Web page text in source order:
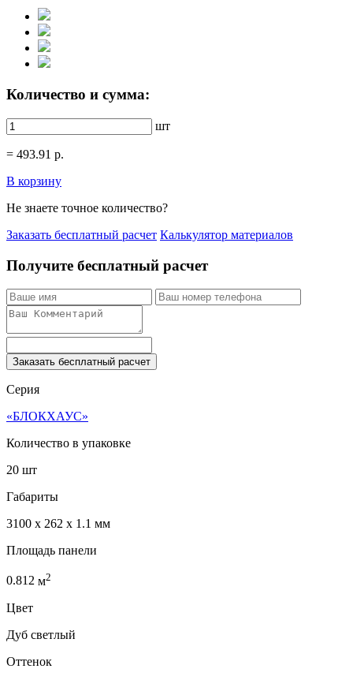
Количество и сумма:
шт
= 493.91 р.
В корзину
Не знаете точное количество?
Заказать бесплатный расчет Калькулятор материалов
Получите бесплатный расчет
Заказать бесплатный расчет
Серия
«БЛОКХАУС»
Количество в упаковке
20 шт
Габариты
3100 x 262 x 1.1 мм
Площадь панели
0.812 м2
Цвет
Дуб светлый
Оттенок